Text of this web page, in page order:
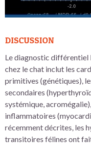
DISCUSSION
Le diagnostic différentiel
chez le chat inclut les
primitives (génétiques),
secondaires
systémique,
inflammatoires
récemment décrites, les
transitoires félines ont